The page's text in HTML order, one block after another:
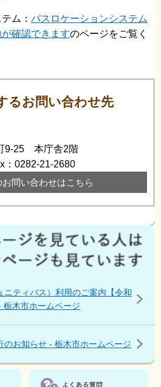
ム： バスロケーションシステム
確認できます​のページをご覧く
るお問い合わせ先
9-25 本庁舎2階
：0282-21-2680
お問い合わせはこちら
ニティバス）利用のご案内【令和
栃木市ホームページ
のお知らせ - 栃木市ホームページ